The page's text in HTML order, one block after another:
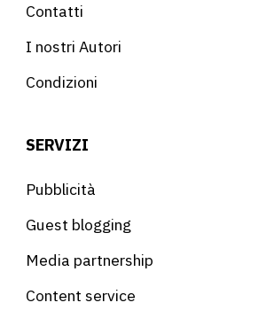
Contatti
I nostri Autori
Condizioni
SERVIZI
Pubblicità
Guest blogging
Media partnership
Content service